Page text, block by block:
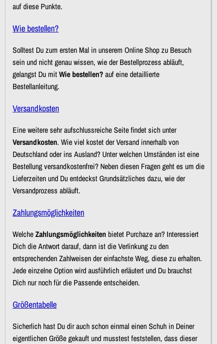
auf diese Punkte.
Wie bestellen?
Solltest Du zum ersten Mal in unserem Online Shop zu Besuch
sein und nicht genau wissen, wie der Bestellprozess abläuft,
gelangst Du mitWie bestellen?auf eine detaillierte
Bestellanleitung.
Versandkosten
Eine weitere sehr aufschlussreiche Seite findet sich unter
Versandkosten. Wie viel kostet der Versand innerhalb von
Deutschland oder ins Ausland? Unter welchen Umständen ist eine
Bestellung versandkostenfrei? Neben diesen Fragen geht es um die
Lieferzeiten und Du entdeckst Grundsätzliches dazu, wie der
Versandprozess abläuft.
Zahlungsmöglichkeiten
WelcheZahlungsmöglichkeiten bietet Purchaze an? Interessiert
Dich die Antwort darauf, dann ist die Verlinkung zu den
entsprechenden Zahlweisen der einfachste Weg, diese zu erhalten.
Jede einzelne Option wird ausführlich erläutert und Du brauchst
Dich nur noch für die Passende entscheiden.
Größentabelle
Sicherlich hast Du dir auch schon einmal einen Schuh in Deiner
eigentlichen Größe gekauft und musstest feststellen, dass dieser